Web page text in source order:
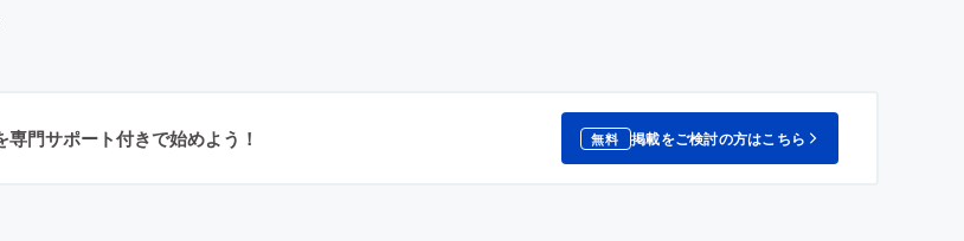
門サポート付きで始めよう！ 無料 掲載をご検討の方はこちら